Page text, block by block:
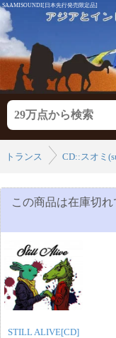
SAAMISOUNDI[日本先行発売限定品]
トランス
CD::スオミ
この商品は在庫切
STILL ALIVE[CD]